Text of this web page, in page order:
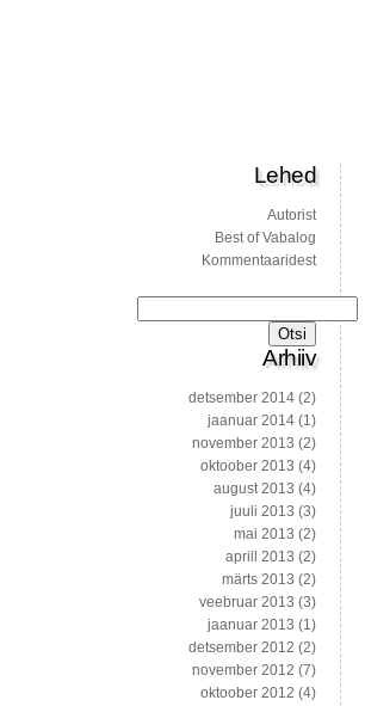
Lehed
Autorist
Best of Vabalog
Kommentaaridest
Arhiiv
detsember 2014 (2)
jaanuar 2014 (1)
november 2013 (2)
oktoober 2013 (4)
august 2013 (4)
juuli 2013 (3)
mai 2013 (2)
aprill 2013 (2)
märts 2013 (2)
veebruar 2013 (3)
jaanuar 2013 (1)
detsember 2012 (2)
november 2012 (7)
oktoober 2012 (4)